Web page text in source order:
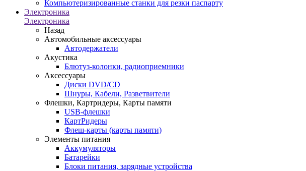
Компьютеризированные станки для резки паспарту
Электроника
Электроника
Назад
Автомобильные аксессуары
Автодержатели
Акустика
Блютуз-колонки, радиоприемники
Аксессуары
Диски DVD/CD
Шнуры, Кабели, Разветвители
Флешки, Картридеры, Карты памяти
USB-флешки
КартРидеры
Флеш-карты (карты памяти)
Элементы питания
Аккумуляторы
Батарейки
Блоки питания, зарядные устройства